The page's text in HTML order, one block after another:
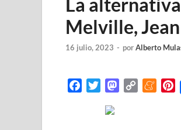
Melville,
16 julio, 2023 - porAlberto
M
M
P